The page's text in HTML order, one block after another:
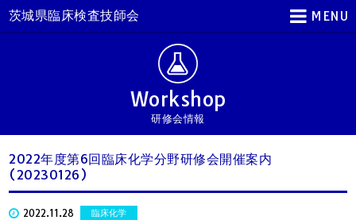
MENU
茨城県臨床検査技師会
Workshop
研修会情報
2022年度第6回臨床化学分野研修会開催案内
(20230126)
2022.11.28 臨床化学